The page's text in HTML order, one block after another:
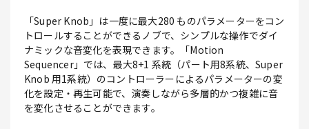
「Super Knob」は一度に最大280 ものパラメーターをコン
トロールすることができるノブで、シンプルな操作でダイ
ナミックな音変化を表現できます。「Motion
Sequencer」では、最大8+1 系統（パート用8系統、Super
Knob 用1系統）のコントローラーによるパラメーターの変
化を設定・再生可能で、演奏しながら多層的かつ複雑に音
を変化させることができます。